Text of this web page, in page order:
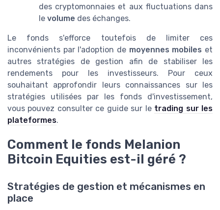
des cryptomonnaies et aux fluctuations dans
le volume des échanges.
Le fonds s'efforce toutefois de limiter ces
inconvénients par l'adoption de moyennes mobiles et
autres stratégies de gestion afin de stabiliser les
rendements pour les investisseurs. Pour ceux
souhaitant approfondir leurs connaissances sur les
stratégies utilisées par les fonds d'investissement,
vous pouvez consulter ce guide sur le trading sur les
plateformes.
Comment le fonds Melanion
Bitcoin Equities est-il géré ?
Stratégies de gestion et mécanismes en
place